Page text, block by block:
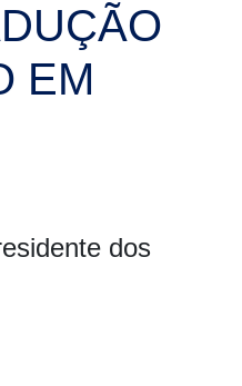
EM
dos